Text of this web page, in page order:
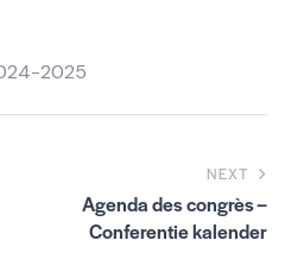
NEXT
Agenda des congrès –
Conferentie kalender